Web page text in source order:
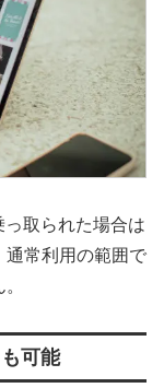
取られた場合は
通常利用の範囲で
可能